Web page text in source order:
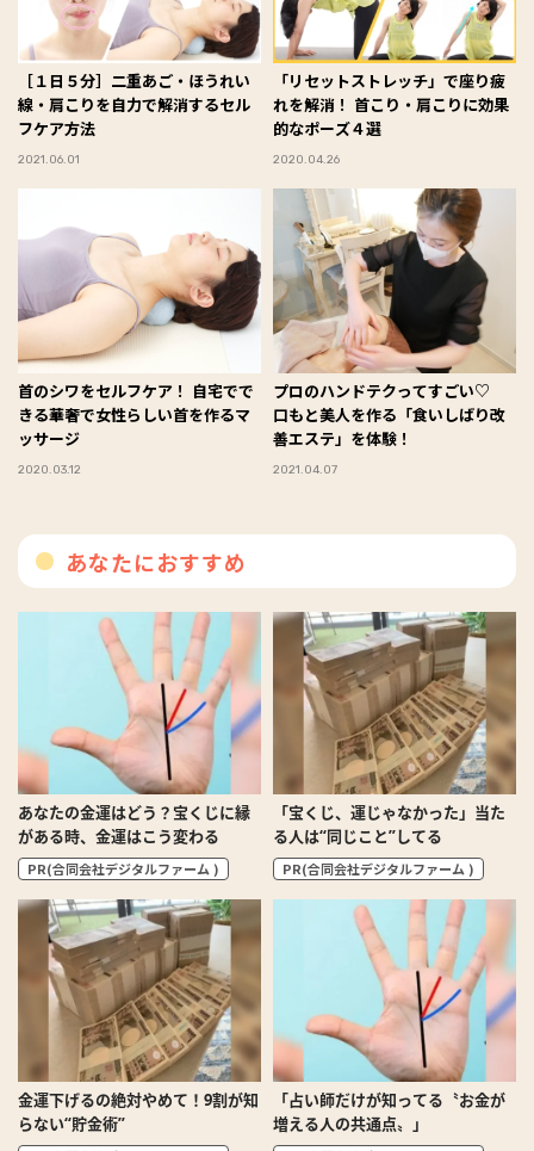
［１日５分］二重あご・ほうれい
線・肩こりを自力で解消するセル
フケア方法
2021.06.01
「リセットストレッチ」で座り疲
れを解消！ 首こり・肩こりに効果
的なポーズ４選
2020.04.26
首のシワをセルフケア！ 自宅でで
きる華奢で女性らしい首を作るマ
ッサージ
2020.03.12
プロのハンドテクってすごい♡
口もと美人を作る「食いしばり改
善エステ」を体験！
2021.04.07
あなたにおすすめ
あなたの金運はどう？宝くじに縁
がある時、金運はこう変わる
PR(合同会社デジタルファーム )
「宝くじ、運じゃなかった」当た
る人は“同じこと”してる
PR(合同会社デジタルファーム )
金運下げるの絶対やめて！9割が知
らない“貯金術”
「占い師だけが知ってる〝お金が
増える人の共通点〟」